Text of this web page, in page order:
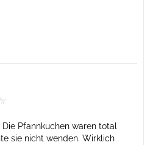
Pfannkuchen waren total
sie nicht wenden. Wirklich